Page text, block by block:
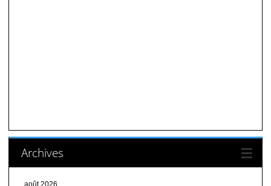
Archives